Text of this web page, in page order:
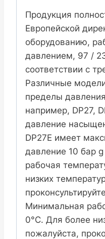
Продукция
Европейской
оборудованию,
давлением, 97 /
соответствии с
Различные
пределы
например, DP27,
давление
DP27E имеет
давление 10 бар
рабочая
низких
Минимальная
0°C. Для более
пожалуйста,